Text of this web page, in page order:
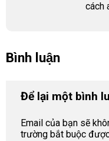
cách
Bình luận
Để lại một bình
Email của bạn sẽ
trường bắt buộc